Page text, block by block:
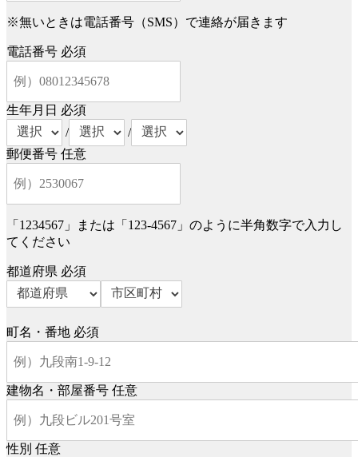
※無いときは電話番号（SMS）で連絡が届きます
電話番号 必須
生年月日 必須
/
/
郵便番号 任意
「1234567」または「123-4567」のように半角数字で入力し
てください
都道府県 必須
町名・番地 必須
建物名・部屋番号 任意
性別 任意